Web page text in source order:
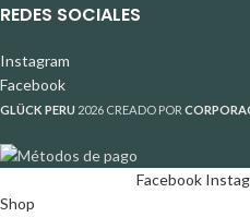
REDES SOCIALES
Instagram
Facebook
GLÜCK PERU 2026 CREADO POR
Facebook
Shop